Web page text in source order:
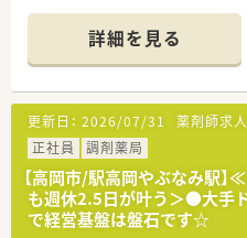
を1日平均50枚程度応需し
■取り扱い医薬品は283品
落ち着いたペースで対応で
【法人特徴について】
■北陸地方で最大手の医薬
人物が創業した、地域密着
■高岡地区を中心に複数の
クとの強固な信頼関係を築
■経営トップの人柄が大変
活スタイルに寄り添った働
詳細を見る
更新日： 2026/07/31 薬剤師求人
正社員
調剤薬局
【高岡市/駅高岡やぶなみ駅
も週休2.5日が叶う＞●大手
で経営基盤は盤石です☆